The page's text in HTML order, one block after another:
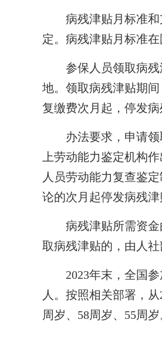
病残津贴月标准和
定。病残津贴月标准
参保人员领取病残
地。领取病残津贴期
复缴费次月起，停发病
办法要求，申请领
上劳动能力鉴定机构
人员劳动能力复查鉴
论的次月起停发病残津
病残津贴所需资金
取病残津贴的，由人
2023年末，全国参
人。按照相关部署，
周岁、58周岁、55周岁